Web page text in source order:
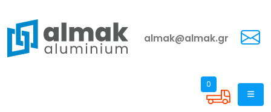
almak@almak.gr
0